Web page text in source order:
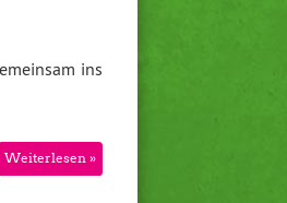
ins
Weiterlesen »